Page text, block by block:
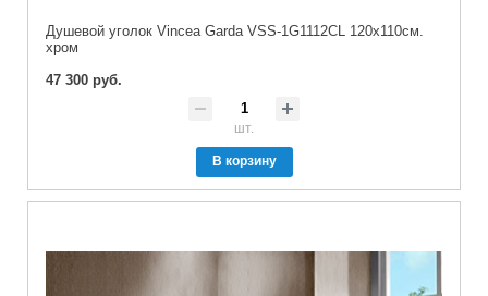
Душевой уголок Vincea Garda VSS-1G1112CL 120х110см.
хром
47 300 руб.
шт.
В корзину